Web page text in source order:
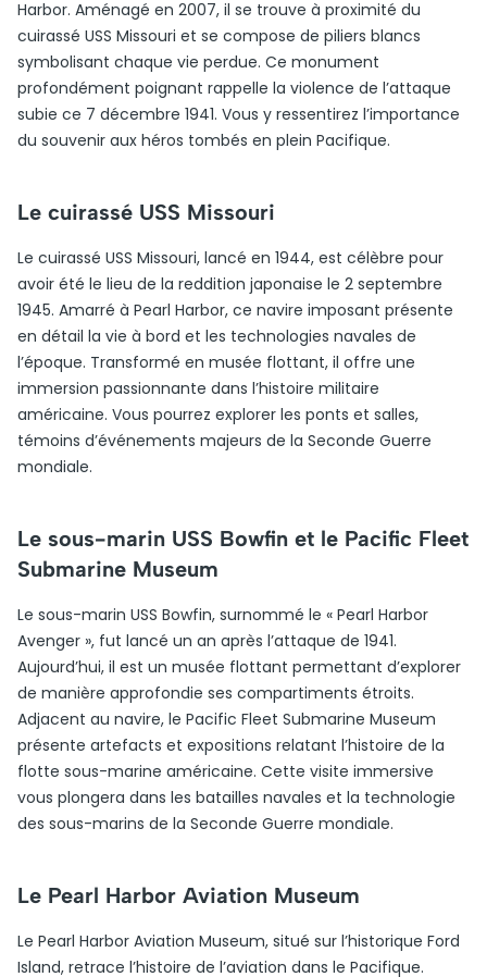
Harbor. Aménagé en 2007, il se trouve à proximité du
cuirassé USS Missouri et se compose de piliers blancs
symbolisant chaque vie perdue. Ce monument
profondément poignant rappelle la violence de l’attaque
subie ce 7 décembre 1941. Vous y ressentirez l’importance
du souvenir aux héros tombés en plein Pacifique.
Le cuirassé USS Missouri
Le cuirassé USS Missouri, lancé en 1944, est célèbre pour
avoir été le lieu de la reddition japonaise le 2 septembre
1945. Amarré à Pearl Harbor, ce navire imposant présente
en détail la vie à bord et les technologies navales de
l’époque. Transformé en musée flottant, il offre une
immersion passionnante dans l’histoire militaire
américaine. Vous pourrez explorer les ponts et salles,
témoins d’événements majeurs de la Seconde Guerre
mondiale.
Le sous-marin USS Bowfin et le Pacific Fleet
Submarine Museum
Le sous-marin USS Bowfin, surnommé le « Pearl Harbor
Avenger », fut lancé un an après l’attaque de 1941.
Aujourd’hui, il est un musée flottant permettant d’explorer
de manière approfondie ses compartiments étroits.
Adjacent au navire, le Pacific Fleet Submarine Museum
présente artefacts et expositions relatant l’histoire de la
flotte sous-marine américaine. Cette visite immersive
vous plongera dans les batailles navales et la technologie
des sous-marins de la Seconde Guerre mondiale.
Le Pearl Harbor Aviation Museum
Le Pearl Harbor Aviation Museum, situé sur l’historique Ford
Island, retrace l’histoire de l’aviation dans le Pacifique.